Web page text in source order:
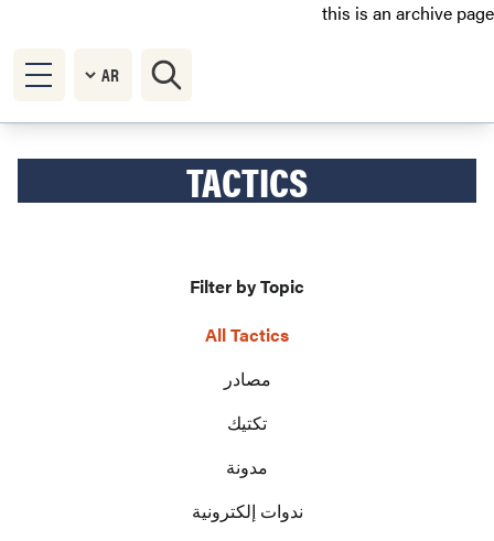
this is an archive page
TACTICS
Filter by Topic
All Tactics
مصادر
تكتيك
مدونة
ندوات إلكترونية